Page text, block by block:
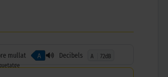
mullat A Decibels A
72dB